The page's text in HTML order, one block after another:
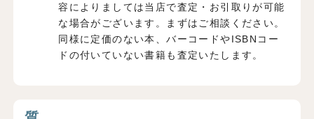
容によりましては当店で査定・お引取りが可能
な場合がございます。まずはご相談ください。
同様に定価のない本、バーコードやISBNコー
ドの付いていない書籍も査定いたします。